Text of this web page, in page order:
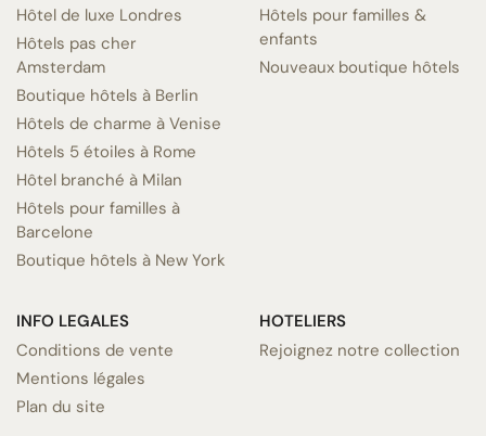
Hôtel de luxe Londres
Hôtels pas cher
Amsterdam
Boutique hôtels à Berlin
Hôtels de charme à Venise
Hôtels 5 étoiles à Rome
Hôtel branché à Milan
Hôtels pour familles à
Barcelone
Boutique hôtels à New York
Hôtels pour familles &
enfants
Nouveaux boutique hôtels
INFO LEGALES
Conditions de vente
Mentions légales
Plan du site
HOTELIERS
Rejoignez notre collection